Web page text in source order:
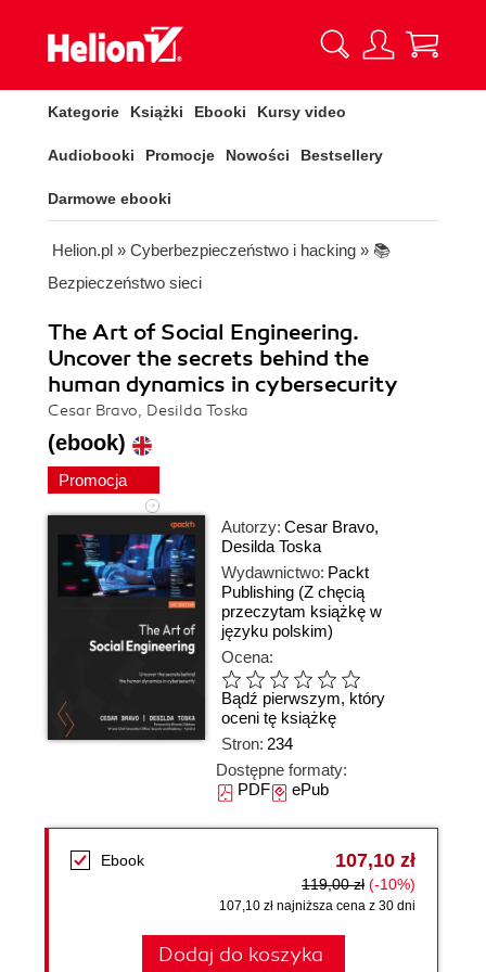
Kategorie Książki Ebooki Kursy video
Audiobooki Promocje Nowości Bestsellery
Darmowe ebooki
Helion.pl » Cyberbezpieczeństwo i hacking » 📚
Bezpieczeństwo sieci
The Art of Social Engineering.
Uncover the secrets behind the
human dynamics in cybersecurity
Cesar Bravo, Desilda Toska
(ebook)
Promocja
Autorzy: Cesar Bravo,
Desilda Toska
Wydawnictwo: Packt
Publishing (Z chęcią
przeczytam książkę w
języku polskim)
Ocena:
Bądź pierwszym, który
oceni tę książkę
Stron: 234
Dostępne formaty:
PDFePub
Ebook 107,10 zł
119,00 zł (-10%)
107,10 zł najniższa cena z 30 dni
Dodaj do koszyka